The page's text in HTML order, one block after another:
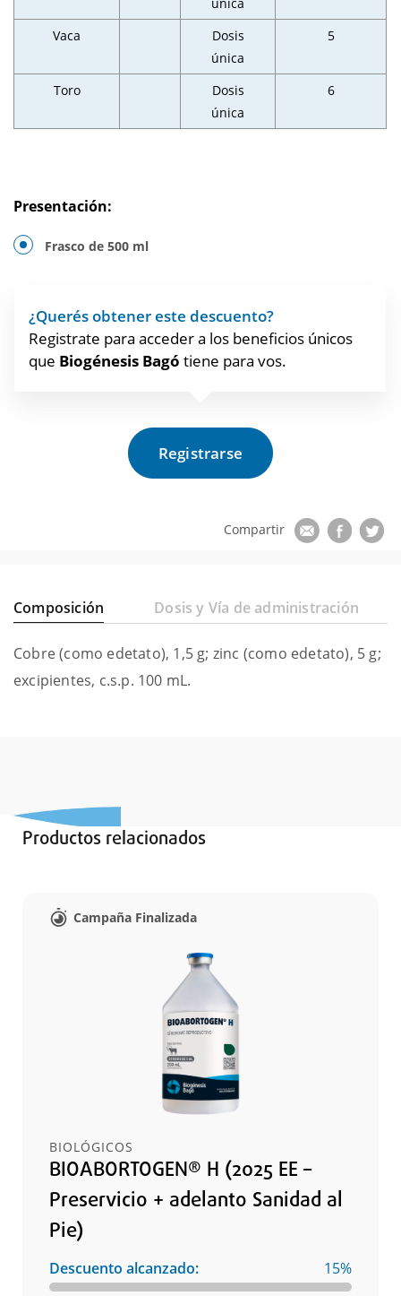
Vaca
Dosis
única
5
Toro
Dosis
única
6
Presentación:
Frasco de 500 ml
¿Querés obtener este descuento?
Registrate para acceder a los beneficios únicos
que Biogénesis Bagó tiene para vos.
Registrarse
Composición Dosis y Vía de administración
Cobre (como edetato), 1,5 g; zinc (como edetato), 5 g;
excipientes, c.s.p. 100 mL.
Productos relacionados
Campaña Finalizada
BIOLÓGICOS
BIOABORTOGEN® H (2025 EE –
Preservicio + adelanto Sanidad al
Pie)
Descuento alcanzado: 15%